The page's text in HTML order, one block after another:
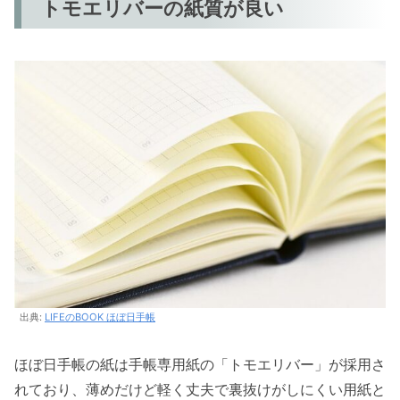
トモエリバーの紙質が良い
出典: LIFEのBOOK ほぼ日手帳
ほぼ日手帳の紙は手帳専用紙の「トモエリバー」が採用さ
れており、薄めだけど軽く丈夫で裏抜けがしにくい用紙と